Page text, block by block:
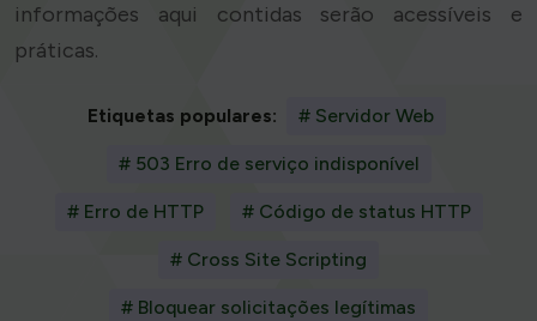
informações aqui contidas serão acessíveis e
práticas.
Etiquetas populares: # Servidor Web
# 503 Erro de serviço indisponível
# Erro de HTTP # Código de status HTTP
# Cross Site Scripting
# Bloquear solicitações legítimas